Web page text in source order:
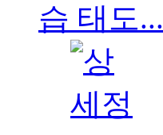
습 태도...